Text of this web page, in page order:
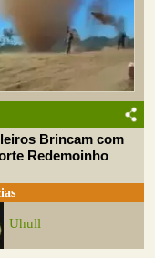
Brincam com
Redemoinho
Uhull